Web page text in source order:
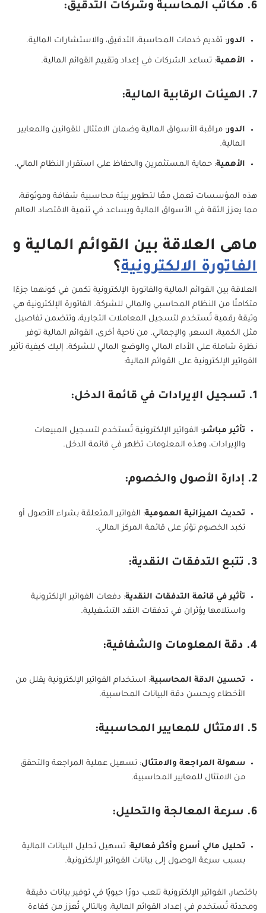
6. مكاتب المحاسبة وشركات التدقيق:
الدور: تقديم خدمات المحاسبة، التدقيق، والاستشارات المالية.
الأهمية: تساعد الشركات في إعداد وتقييم القوائم المالية.
7. الهيئات الرقابية المالية:
الدور: مراقبة الأسواق المالية وضمان الامتثال للقوانين والمعايير
المالية.
الأهمية: حماية المستثمرين والحفاظ على استقرار النظام المالي.
هذه المؤسسات تعمل معًا لتطوير بيئة محاسبية شفافة وموثوقة،
مما يعزز الثقة في الأسواق المالية ويساعد في تنمية الاقتصاد العالم
ماهى العلاقة بين القوائم المالية و
الفاتورة الالكترونية؟
العلاقة بين القوائم المالية والفاتورة الإلكترونية تكمن في كونهما جزءًا
متكاملًا من النظام المحاسبي والمالي للشركة. الفاتورة الإلكترونية هي
وثيقة رقمية تُستخدم لتسجيل المعاملات التجارية، وتتضمن تفاصيل
مثل الكمية، السعر، والإجمالي. من ناحية أخرى، القوائم المالية توفر
نظرة شاملة على الأداء المالي والوضع المالي للشركة. إليك كيفية تأثير
الفواتير الإلكترونية على القوائم المالية:
1. تسجيل الإيرادات في قائمة الدخل:
تأثير مباشر: الفواتير الإلكترونية تُستخدم لتسجيل المبيعات
والإيرادات، وهذه المعلومات تظهر في قائمة الدخل.
2. إدارة الأصول والخصوم:
تحديث الميزانية العمومية: الفواتير المتعلقة بشراء الأصول أو
تكبد الخصوم تؤثر على قائمة المركز المالي.
3. تتبع التدفقات النقدية:
تأثير في قائمة التدفقات النقدية: دفعات الفواتير الإلكترونية
واستلامها يؤثران في تدفقات النقد التشغيلية.
4. دقة المعلومات والشفافية:
تحسين الدقة المحاسبية: استخدام الفواتير الإلكترونية يقلل من
الأخطاء ويحسن دقة البيانات المحاسبية.
5. الامتثال للمعايير المحاسبية:
سهولة المراجعة والامتثال: تسهيل عملية المراجعة والتحقق
من الامتثال للمعايير المحاسبية.
6. سرعة المعالجة والتحليل:
تحليل مالي أسرع وأكثر فعالية: تسهيل تحليل البيانات المالية
بسبب سرعة الوصول إلى بيانات الفواتير الإلكترونية.
باختصار، الفواتير الإلكترونية تلعب دورًا حيويًا في توفير بيانات دقيقة
ومحدثة تُستخدم في إعداد القوائم المالية، وبالتالي تُعزز من كفاءة